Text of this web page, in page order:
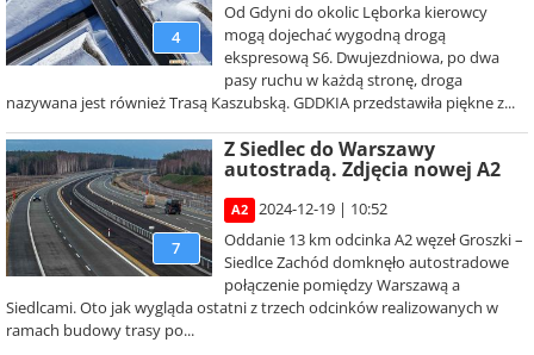
4
Od Gdyni do okolic Lęborka kierowcy
mogą dojechać wygodną drogą
ekspresową S6. Dwujezdniowa, po dwa
pasy ruchu w każdą stronę, droga
nazywana jest również Trasą Kaszubską. GDDKIA przedstawiła piękne z...
7
Z Siedlec do Warszawy
autostradą. Zdjęcia nowej A2
A2
2024-12-19 | 10:52
Oddanie 13 km odcinka A2 węzeł Groszki –
Siedlce Zachód domknęło autostradowe
połączenie pomiędzy Warszawą a
Siedlcami. Oto jak wygląda ostatni z trzech odcinków realizowanych w
ramach budowy trasy po...